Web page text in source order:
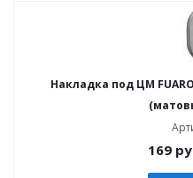
Накладка под ЦМ FUARO
169